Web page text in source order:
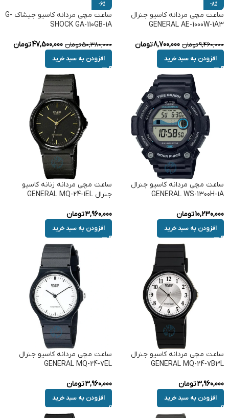
-8%
ساعت مچی مردانه کاسیو جنرال
GENERAL AE-1000W-1A3
9,460,000تومان 8,700,000تومان
افزودن به سبد خرید
-6%
ساعت مچی مردانه کاسیو جیشاک G-
SHOCK GA-110GB-1A
50,380,000تومان 47,500,000تومان
افزودن به سبد خرید
ساعت مچی مردانه کاسیو جنرال
GENERAL WS-1300H-1A
10,230,000تومان
افزودن به سبد خرید
ساعت مچی مردانه زنانه کاسیو
جنرال GENERAL MQ-24-1EL
3,960,000تومان
افزودن به سبد خرید
ساعت مچی مردانه کاسیو جنرال
GENERAL MQ-24-7B3L
3,960,000تومان
افزودن به سبد خرید
ساعت مچی مردانه کاسیو جنرال
GENERAL MQ-24-7EL
3,960,000تومان
افزودن به سبد خرید